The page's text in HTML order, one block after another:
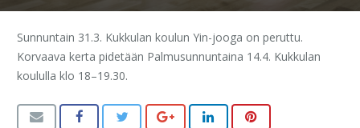
Sunnuntain 31.3. Kukkulan koulun Yin-jooga on peruttu.
Korvaava kerta pidetään Palmusunnuntaina 14.4. Kukkulan
koululla klo 18–19.30.